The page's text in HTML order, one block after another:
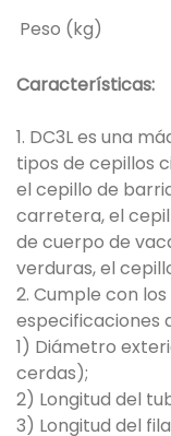
Peso (kg)
Características:
1. DC3L es una
tipos de cepillos
el cepillo de
carretera, el
de cuerpo de
verduras, el
2. Cumple con
especificaciones
1) Diámetro
cerdas);
2) Longitud del
3) Longitud del